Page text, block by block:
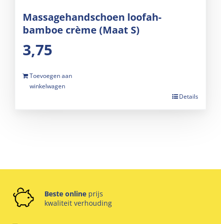
Massagehandschoen loofah-
bamboe crème (Maat S)
3,75
Toevoegen aan
winkelwagen
Details
Beste online prijs
kwaliteit verhouding